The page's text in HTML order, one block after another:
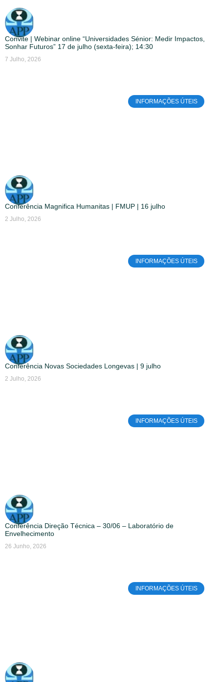
Convite | Webinar online “Universidades Sénior: Medir Impactos,
Sonhar Futuros” 17 de julho (sexta-feira); 14:30
7 Julho, 2026
INFORMAÇÕES ÚTEIS
Conferência Magnifica Humanitas | FMUP | 16 julho
2 Julho, 2026
INFORMAÇÕES ÚTEIS
Conferência Novas Sociedades Longevas | 9 julho
2 Julho, 2026
INFORMAÇÕES ÚTEIS
Conferência Direção Técnica – 30/06 – Laboratório de
Envelhecimento
26 Junho, 2026
INFORMAÇÕES ÚTEIS